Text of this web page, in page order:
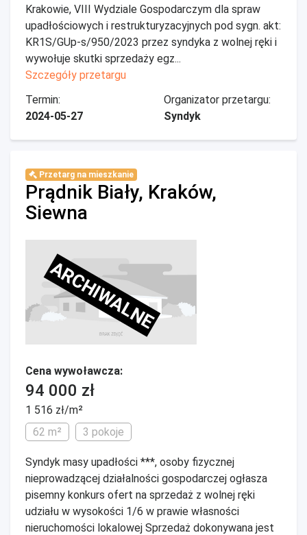
Krakowie, VIII Wydziale Gospodarczym dla spraw
upadłościowych i restrukturyzacyjnych pod sygn. akt:
KR1S/GUp-s/950/2023 przez syndyka z wolnej ręki i
wywołuje skutki sprzedaży egz...
Szczegóły przetargu
Termin:
2024-05-27
Organizator przetargu:
Syndyk
Przetarg na mieszkanie
Prądnik Biały, Kraków,
Siewna
ARCHIWALNE
Cena wywoławcza:
94 000 zł
1 516 zł/m²
62 m²
3 pokoje
Syndyk masy upadłości ***, osoby fizycznej
nieprowadzącej działalności gospodarczej ogłasza
pisemny konkurs ofert na sprzedaż z wolnej ręki
udziału w wysokości 1/6 w prawie własności
nieruchomości lokalowej Sprzedaż dokonywana jest